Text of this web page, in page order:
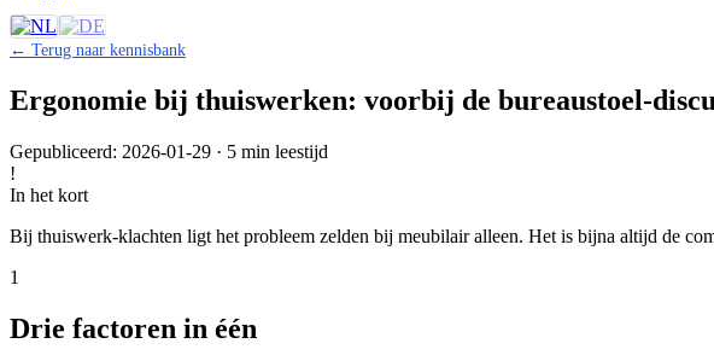
← Terug naar kennisbank
Ergonomie bij thuiswerken: voorbij de bureaustoel-
Gepubliceerd: 2026-01-29 · 5 min leestijd
!
In het kort
Bij thuiswerk-klachten ligt het probleem zelden bij meubilair alleen. Het is bijna altijd de
1
Drie factoren in één